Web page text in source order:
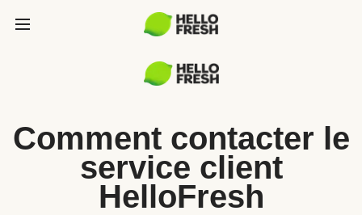
Comment contacter le
service client
HelloFresh